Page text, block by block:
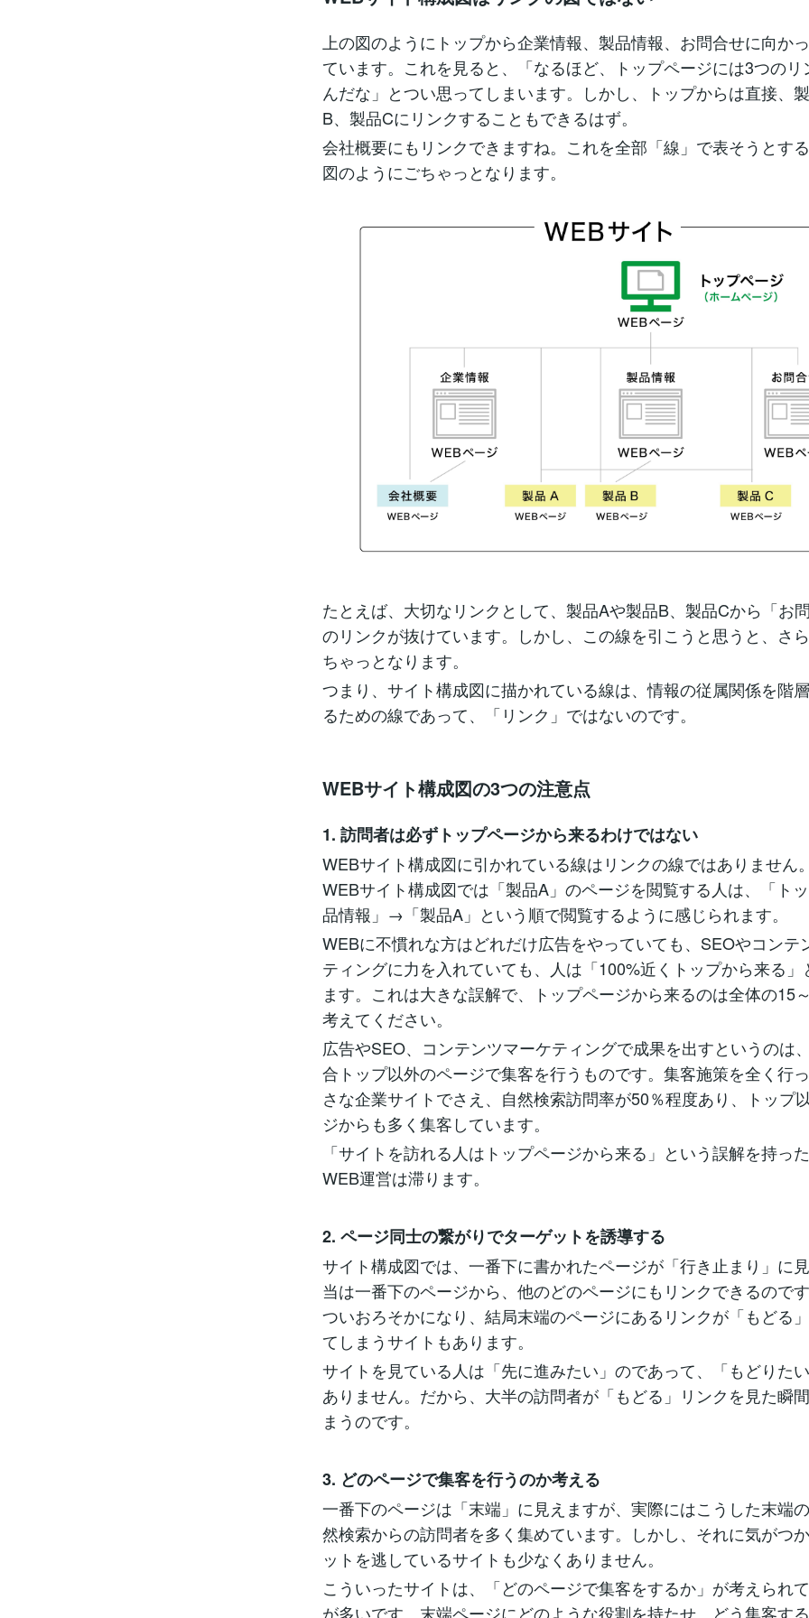
上の図のようにトップから企業情報、製品情報、お問合せに向か
ています。これを見ると、「なるほど、トップページには3つのリ
んだな」とつい思ってしまいます。しかし、トップからは直接、
B、製品Cにリンクすることもできるはず。
会社概要にもリンクできますね。これを全部「線」で表そうとす
図のようにごちゃっとなります。
たとえば、大切なリンクとして、製品Aや製品B、製品Cから「お
のリンクが抜けています。しかし、この線を引こうと思うと、さ
ちゃっとなります。
つまり、サイト構成図に描かれている線は、情報の従属関係を階
るための線であって、「リンク」ではないのです。
WEBサイト構成図の3つの注意点
1. 訪問者は必ずトップページから来るわけではない
WEBサイト構成図に引かれている線はリンクの線ではありません
WEBサイト構成図では「製品A」のページを閲覧する人は、「ト
品情報」→「製品A」という順で閲覧するように感じられます。
WEBに不慣れな方はどれだけ広告をやっていても、SEOやコンテ
ティングに力を入れていても、人は「100%近くトップから来る」
ます。これは大きな誤解で、トップページから来るのは全体の15
考えてください。
広告やSEO、コンテンツマーケティングで成果を出すというのは
合トップ以外のページで集客を行うものです。集客施策を全く行
さな企業サイトでさえ、自然検索訪問率が50％程度あり、トップ
ジからも多く集客しています。
「サイトを訪れる人はトップページから来る」という誤解を持っ
WEB運営は滞ります。
2. ページ同士の繋がりでターゲットを誘導する
サイト構成図では、一番下に書かれたページが「行き止まり」に
当は一番下のページから、他のどのページにもリンクできるので
ついおろそかになり、結局末端のページにあるリンクが「もどる
てしまうサイトもあります。
サイトを見ている人は「先に進みたい」のであって、「もどりた
ありません。だから、大半の訪問者が「もどる」リンクを見た瞬
まうのです。
3. どのページで集客を行うのか考える
一番下のページは「末端」に見えますが、実際にはこうした末端
然検索からの訪問者を多く集めています。しかし、それに気がつ
ットを逃しているサイトも少なくありません。
こういったサイトは、「どのページで集客をするか」が考えられ
が多いです。末端ページにどのような役割を持たせ、どう集客す